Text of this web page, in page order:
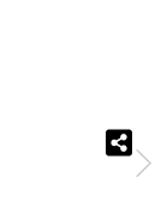
Cork